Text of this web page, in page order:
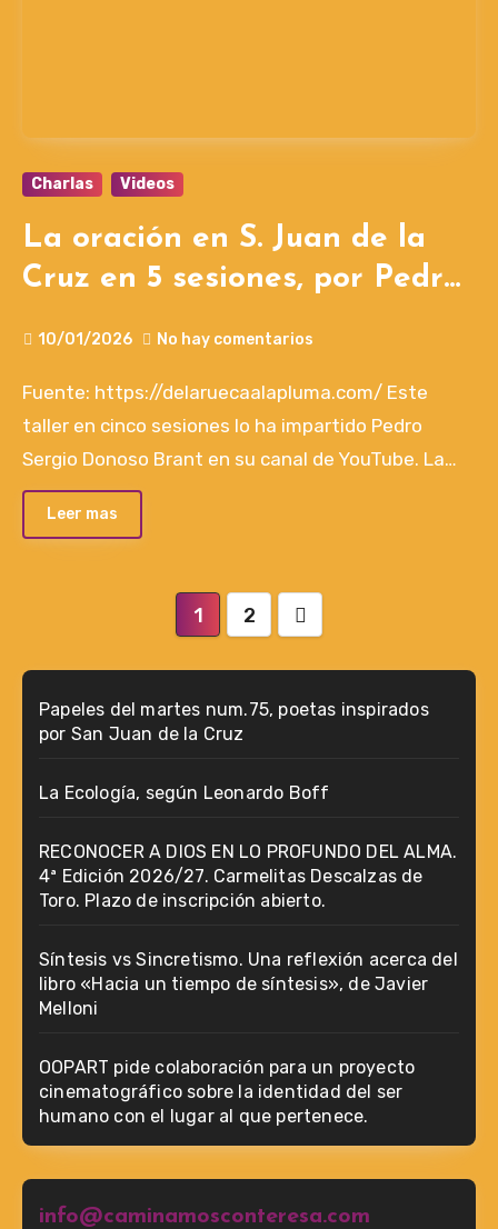
Charlas Videos
La oración en S. Juan de la
Cruz en 5 sesiones, por Pedro
10/01/2026 No hay comentarios
Fuente: https://delaruecaalapluma.com/ Este
taller en cinco sesiones lo ha impartido Pedro
Sergio Donoso Brant en su canal de YouTube. La…
Leer mas
Paginación
entradas
1 2
Papeles del martes num.75, poetas inspirados
por San Juan de la Cruz
La Ecología, según Leonardo Boff
RECONOCER A DIOS EN LO PROFUNDO DEL ALMA.
4ª Edición 2026/27. Carmelitas Descalzas de
Toro. Plazo de inscripción abierto.
Síntesis vs Sincretismo. Una reflexión acerca del
libro «Hacia un tiempo de síntesis», de Javier
Melloni
OOPART pide colaboración para un proyecto
cinematográfico sobre la identidad del ser
humano con el lugar al que pertenece.
info@caminamosconteresa.com